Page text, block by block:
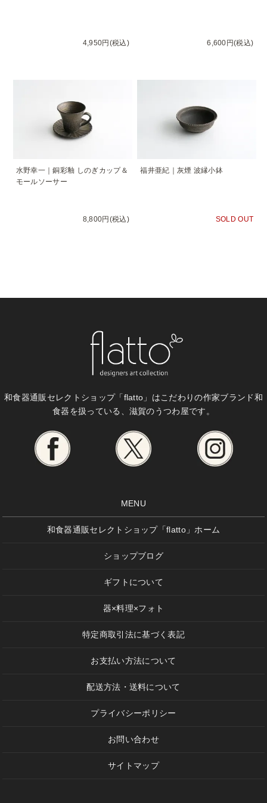
4,950円(税込) 6,600円(税込)
水野幸一｜銅彩釉 しのぎカップ＆
モールソーサー
8,800円(税込)
福井亜紀｜灰煙 波縁小鉢
SOLD OUT
和食器通販セレクトショップ「flatto」はこだわりの作家ブランド和
食器を扱っている、滋賀のうつわ屋です。
MENU
和食器通販セレクトショップ「flatto」ホーム
ショップブログ
ギフトについて
器×料理×フォト
特定商取引法に基づく表記
お支払い方法について
配送方法・送料について
プライバシーポリシー
お問い合わせ
サイトマップ